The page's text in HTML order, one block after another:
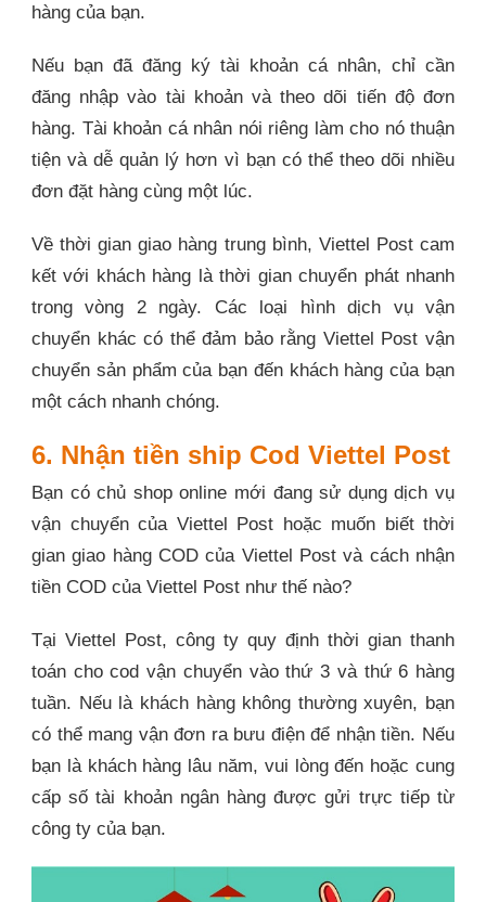
hàng của bạn.
Nếu bạn đã đăng ký tài khoản cá nhân, chỉ cần
đăng nhập vào tài khoản và theo dõi tiến độ đơn
hàng. Tài khoản cá nhân nói riêng làm cho nó thuận
tiện và dễ quản lý hơn vì bạn có thể theo dõi nhiều
đơn đặt hàng cùng một lúc.
Về thời gian giao hàng trung bình, Viettel Post cam
kết với khách hàng là thời gian chuyển phát nhanh
trong vòng 2 ngày. Các loại hình dịch vụ vận
chuyển khác có thể đảm bảo rằng Viettel Post vận
chuyển sản phẩm của bạn đến khách hàng của bạn
một cách nhanh chóng.
6. Nhận tiền ship Cod Viettel Post
Bạn có chủ shop online mới đang sử dụng dịch vụ
vận chuyển của Viettel Post hoặc muốn biết thời
gian giao hàng COD của Viettel Post và cách nhận
tiền COD của Viettel Post như thế nào?
Tại Viettel Post, công ty quy định thời gian thanh
toán cho cod vận chuyển vào thứ 3 và thứ 6 hàng
tuần. Nếu là khách hàng không thường xuyên, bạn
có thể mang vận đơn ra bưu điện để nhận tiền. Nếu
bạn là khách hàng lâu năm, vui lòng đến hoặc cung
cấp số tài khoản ngân hàng được gửi trực tiếp từ
công ty của bạn.